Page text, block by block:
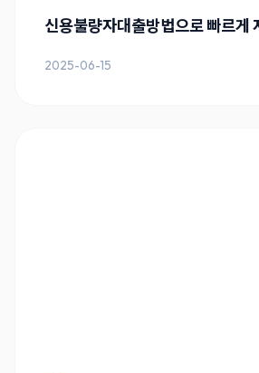
신용불량자대출방법으로 빠르게
2025-06-15